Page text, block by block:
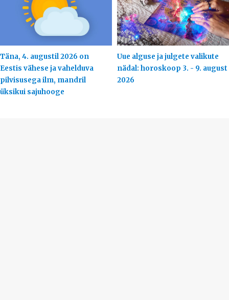
Täna, 4. augustil 2026 on
Eestis vähese ja vahelduva
pilvisusega ilm, mandril
üksikui sajuhooge
Uue alguse ja julgete valikute
nädal: horoskoop 3. - 9. august
2026